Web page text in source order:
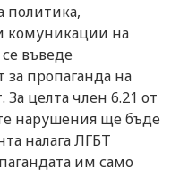
политика,
комуникации на
въведе
за пропаганда на
целта член 6.21 от
нарушения ще бъде
налага ЛГБТ
им само